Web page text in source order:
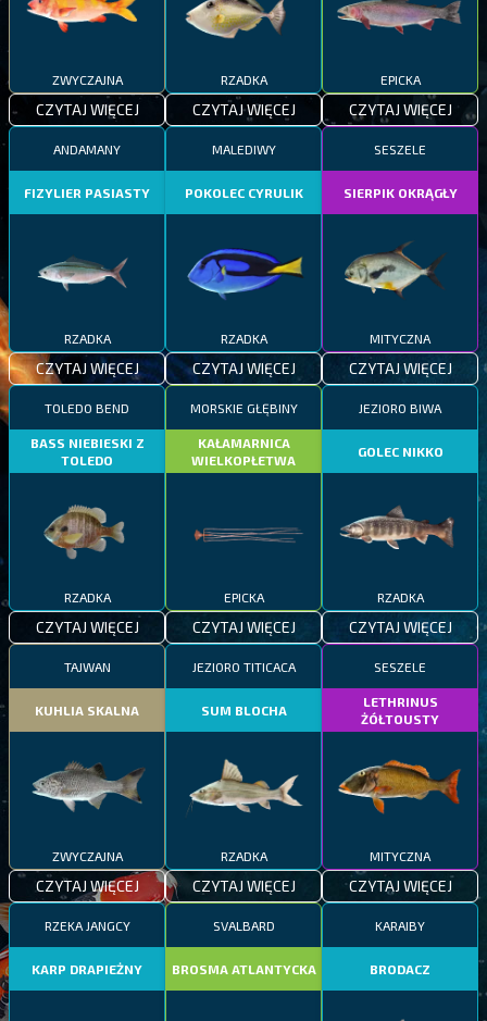
ZWYCZAJNA
CZYTAJ WIĘCEJ
RZADKA
CZYTAJ WIĘCEJ
EPICKA
CZYTAJ WIĘCEJ
ANDAMANY
FIZYLIER PASIASTY
RZADKA
CZYTAJ WIĘCEJ
MALEDIWY
POKOLEC CYRULIK
RZADKA
CZYTAJ WIĘCEJ
SESZELE
SIERPIK OKRĄGŁY
MITYCZNA
CZYTAJ WIĘCEJ
TOLEDO BEND
BASS NIEBIESKI Z
TOLEDO
RZADKA
CZYTAJ WIĘCEJ
MORSKIE GŁĘBINY
KAŁAMARNICA
WIELKOPŁETWA
EPICKA
CZYTAJ WIĘCEJ
JEZIORO BIWA
GOLEC NIKKO
RZADKA
CZYTAJ WIĘCEJ
TAJWAN
KUHLIA SKALNA
ZWYCZAJNA
CZYTAJ WIĘCEJ
JEZIORO TITICACA
SUM BLOCHA
RZADKA
CZYTAJ WIĘCEJ
SESZELE
LETHRINUS
ŻÓŁTOUSTY
MITYCZNA
CZYTAJ WIĘCEJ
RZEKA JANGCY
KARP DRAPIEŻNY
SVALBARD
BROSMA ATLANTYCKA
KARAIBY
BRODACZ